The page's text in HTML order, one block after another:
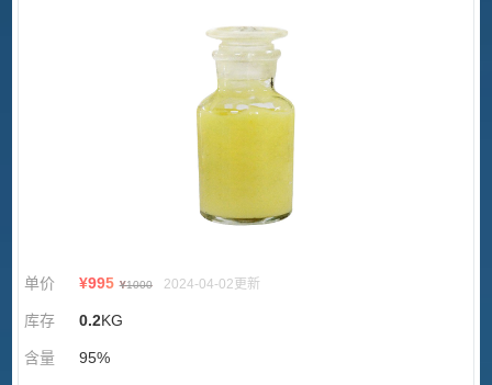
单价 ¥995 ¥1000 2024-04-02更新
库存 0.2KG
含量 95%